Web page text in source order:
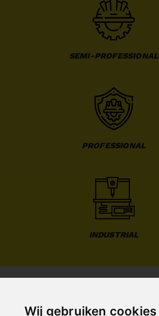
Wij gebruiken cookies
SEMI-PROFESSIONAL
PROFESSIONAL
INDUSTRIAL